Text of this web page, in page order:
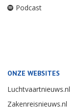
Podcast
ONZE WEBSITES
Luchtvaartnieuws.nl
Zakenreisnieuws.nl